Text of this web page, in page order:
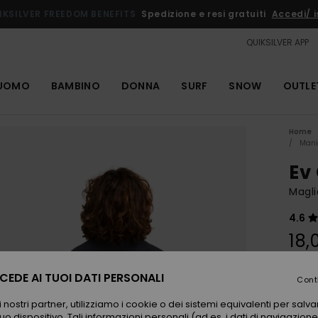
FREEDOM BENEFITS Spedizione e resi gratuiti Accedi/
QUIKSILVER APP
BAMBINO DONNA SURF SNOW
Home
4.6
Colori
AI TUOI DATI PERSONALI
partner, utilizziamo i cookie o dei sistemi equivalenti per